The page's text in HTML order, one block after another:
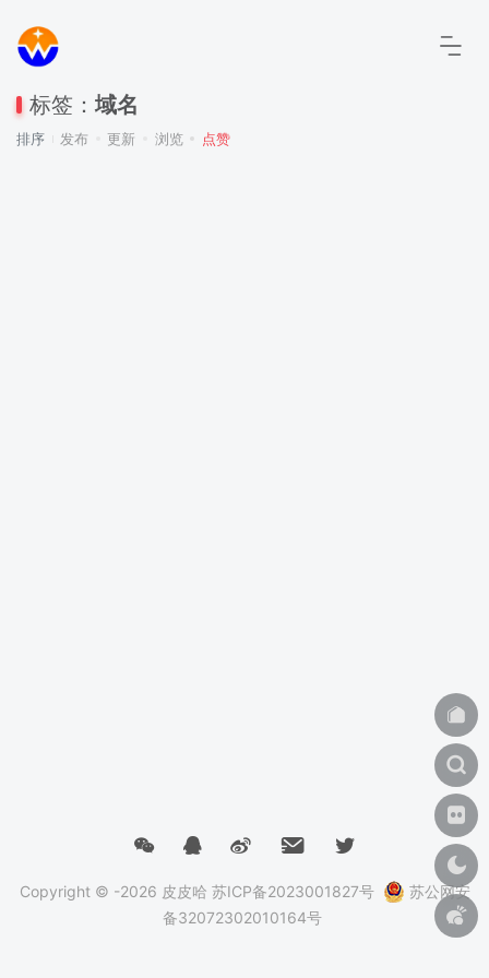
标签： 域名
排序 发布 更新 浏览 点赞
Copyright © -2026 皮皮哈 苏ICP备2023001827号
苏公网安
备32072302010164号